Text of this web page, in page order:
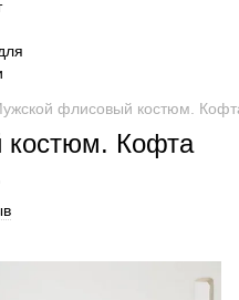
флисовый костюм.
Кофта